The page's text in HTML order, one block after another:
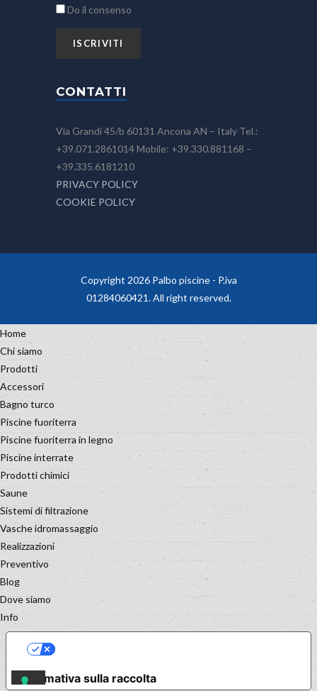
Do il consenso
CONTATTI
Via Grandi 45/b 60131 Ancona AN – Italy Tel.:
+39.071.2861014 Mobile: +39.330.881168 –
+39.335.6181210
PRIVACY POLICY
COOKIE POLICY
Copyright 2026 Palbo piscine - P.iva
01284060421. All right reserved.
Home
Chi siamo
Prodotti
Accessori
Bagno turco
Piscine fuoriterra
Piscine fuoriterra in legno
Piscine interrate
Prodotti chimici
Saune
Sistemi di filtrazione
Vasche idromassaggio
Realizzazioni
Preventivo
Blog
Dove siamo
Info
Informativa sulla raccolta